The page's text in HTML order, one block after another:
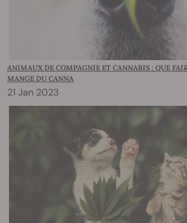
ANIMAUX DE COMPAGNIE ET CANNABIS : QUE
MANGE DU CANNA
21 Jan 2023